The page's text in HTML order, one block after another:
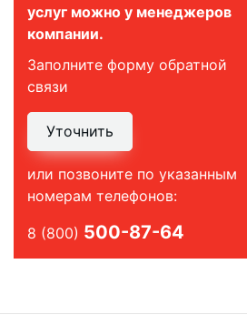
услуг можно у менеджеров
компании.
Заполните форму обратной
связи
Уточнить
или позвоните по указанным
номерам телефонов:
8 (800) 500-87-64